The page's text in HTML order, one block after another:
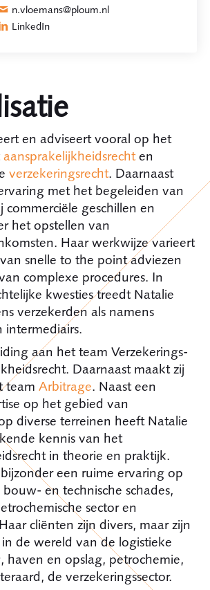
n.vloemans@ploum.nl
LinkedIn
en adviseert vooral op het
aansprakelijkheidsrechten
verzekeringsrecht. Daarnaast
met het begeleiden van
commerciële geschillen en
het opstellen van
Haar werkwijze varieert
snelle to the point adviezen
complexe procedures. In
kwesties treedt Natalie
verzekerden als namens
intermediairs.
aan het team Verzekerings-
Daarnaast maakt zij
team Arbitrage. Naast een
op het gebied van
diverse terreinen heeft Natalie
kennis van het
in theorie en praktijk.
een ruime ervaring op
en technische schades,
sector en
cliënten zijn divers, maar zijn
de wereld van de logistieke
haven en opslag, petrochemie,
de verzekeringssector.